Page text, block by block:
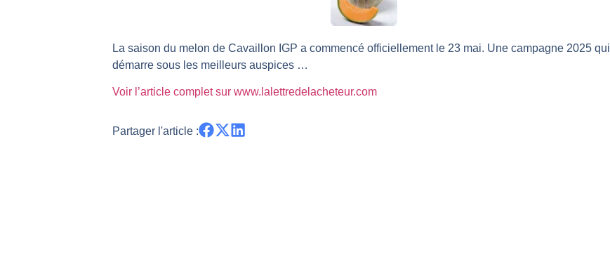
TELEPERFORMANCE : Faut-il acheter avant les résultats ? | Daniel Cohen de Lara – Market Movers
S&P500 : Des records, mais toujours de la vigueur | Ludovick Bertola – Les Echos de Wall Street
NASDAQ : La tendance haussière reste intacte | Ludovick Bertola – Les Echos de Wall Street
FERRARI : Un parcours toujours sans faute | Bernard Prats-Desclaux – Market Movers
La saison du melon de Cavaillon IGP a commencé officiellement le 23 mai. Une campagne 2025 qui
démarre sous les meilleurs auspices …
Voir l’article complet sur www.lalettredelacheteur.com
Partager l'article :